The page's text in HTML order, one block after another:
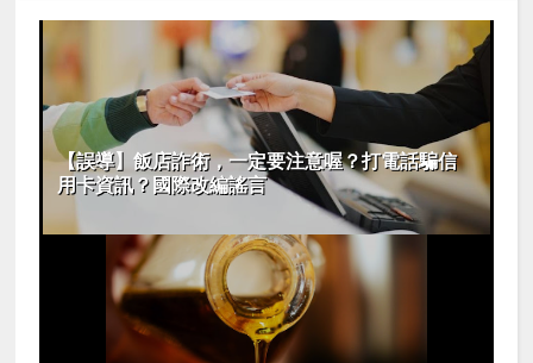
【誤導】飯店詐術，一定要注意喔？打電話騙信
用卡資訊？國際改編謠言